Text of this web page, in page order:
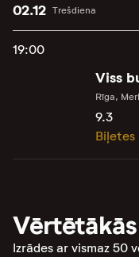
Trešdiena
02.12
19:00
Viss
Rīga,
9.3
Biļetes
Izrādes ar vismaz 50